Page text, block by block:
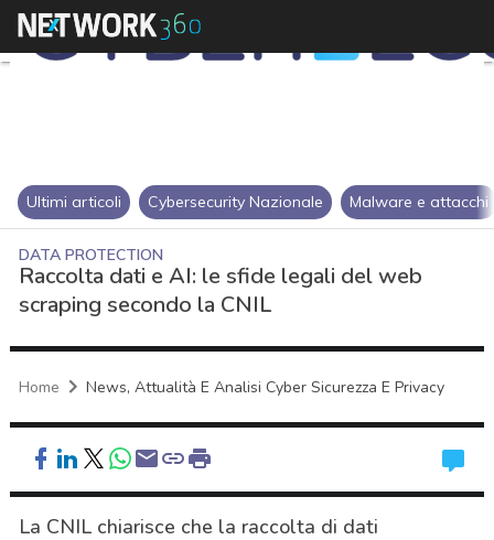
Ultimi articoli Cybersecurity Nazionale Malware e attacchi
DATA PROTECTION
Raccolta dati e AI: le sfide legali del web
scraping secondo la CNIL
Home News, Attualità E Analisi Cyber Sicurezza E Privacy
La CNIL chiarisce che la raccolta di dati